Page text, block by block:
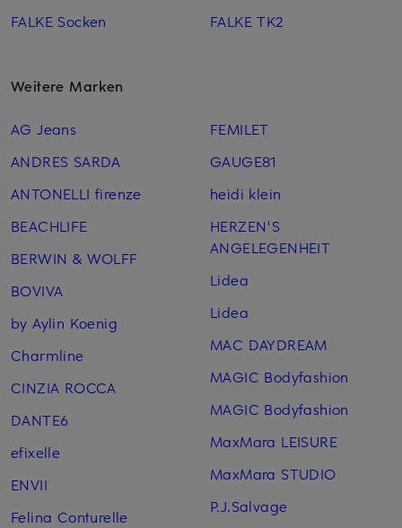
FALKE Socken
FALKE TK2
Weitere Marken
AG Jeans
ANDRES SARDA
ANTONELLI firenze
BEACHLIFE
BERWIN & WOLFF
BOVIVA
by Aylin Koenig
Charmline
CINZIA ROCCA
DANTE6
efixelle
ENVII
Felina Conturelle
FEMILET
GAUGE81
heidi klein
HERZEN'S
ANGELEGENHEIT
Lidea
Lidea
MAC DAYDREAM
MAGIC Bodyfashion
MAGIC Bodyfashion
MaxMara LEISURE
MaxMara STUDIO
P.J.Salvage